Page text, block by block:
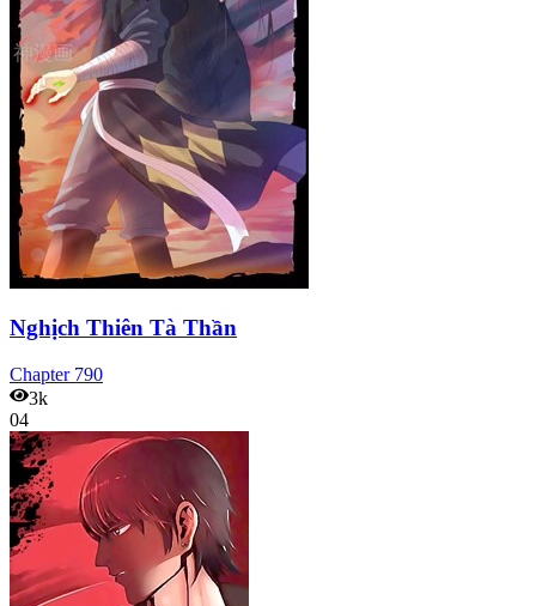
Nghịch Thiên Tà Thần
Chapter 790
3k
04